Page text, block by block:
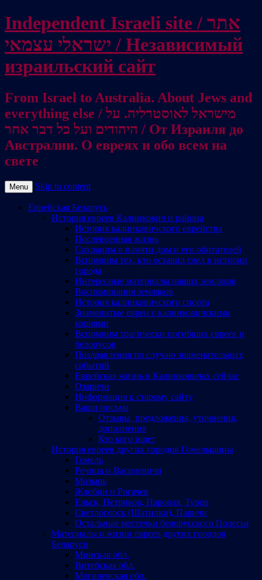
Independent Israeli site / אתר
ישראלי עצמאי / Независимый
израильский сайт
From Israel to Australia. About Jews and
everything else / מישראל לאוסטרליה. על
היהודים ועל כל דבר אחר / От Израиля до
Австралии. О евреях и обо всем на
свете
Menu Skip to content
Еврейская Беларусь
История евреев Калинкович и района
История калинковичского еврейства
Послевоенная жизнь
Сохраним в памяти дом и его обитателей
Вспомним тех, кто оставил след в истории
города
Интересные материалы наших земляков
Воспоминания земляков
История калинковичского спорта
Знаменитые евреи с калинковичскими
корнями
Вспомним трагически погибших евреев и
белорусов
Поздравления по случаю знаменательных
событий
Еврейская жизнь в Калинковичах сейчас
Озаричи
Информация к старому сайту
Ваши письма
Отзывы, предложения, уточнения,
дополнения
Кто кого ищет
История евреев других городов Гомельщины
Гомель
Речица и Василевичи
Мозырь
Жлобин и Рогачев
Ельск, Петриков, Наровля, Туров
Светлогорск (Шатилки), Паричи
Остальные местечки белорусского Полесья
Материалы о жизни евреев других городов
Беларуси
Минская обл.
Витебская обл.
Могилевская обл.